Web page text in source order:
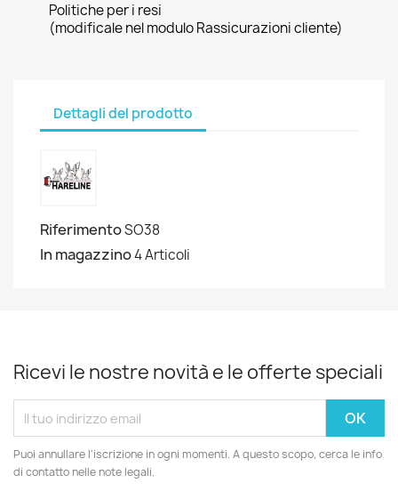
Politiche per i resi
(modificale nel modulo Rassicurazioni cliente)
Dettagli del prodotto
RiferimentoSO38
In magazzino4 Articoli
Ricevi le nostre novità e le offerte speciali
Puoi annullare l'iscrizione in ogni momenti. A questo scopo, cerca le info
di contatto nelle note legali.